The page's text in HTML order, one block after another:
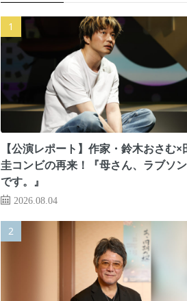
【公演レポート】作家・鈴木おさむ×
圭コンビの再来！『母さん、ラブソ
です。』
2026.08.04